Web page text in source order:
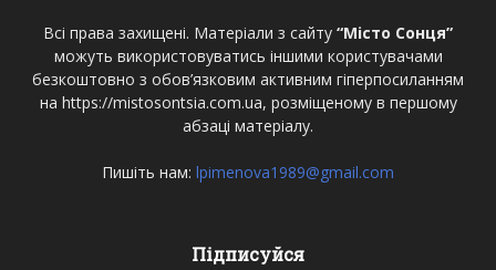
Всі права захищені. Матеріали з сайту “Місто Сонця”
можуть використовуватись іншими користувачами
безкоштовно з обов’язковим активним гіперпосиланням
на https://mistosontsia.com.ua, розміщеному в першому
абзаці матеріалу.
Пишіть нам: lpimenova1989@gmail.com
Підписуйся